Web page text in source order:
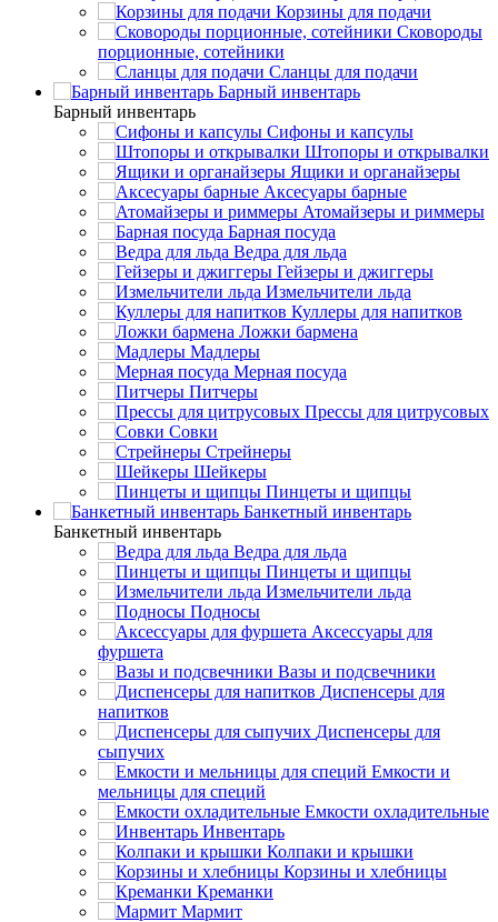
Корзины для подачи
Сковороды
порционные, сотейники
Сланцы для подачи
Барный инвентарь
Барный инвентарь
Сифоны и капсулы
Штопоры и открывалки
Ящики и органайзеры
Аксесуары барные
Атомайзеры и риммеры
Барная посуда
Ведра для льда
Гейзеры и джиггеры
Измельчители льда
Куллеры для напитков
Ложки бармена
Мадлеры
Мерная посуда
Питчеры
Прессы для цитрусовых
Совки
Стрейнеры
Шейкеры
Пинцеты и щипцы
Банкетный инвентарь
Банкетный инвентарь
Ведра для льда
Пинцеты и щипцы
Измельчители льда
Подносы
Аксессуары для
фуршета
Вазы и подсвечники
Диспенсеры для
напитков
Диспенсеры для
сыпучих
Емкости и
мельницы для специй
Емкости охладительные
Инвентарь
Колпаки и крышки
Корзины и хлебницы
Креманки
Мармит